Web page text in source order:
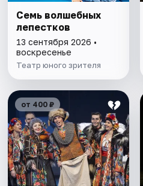
Семь волшебных
лепестков
13 сентября 2026 •
воскресенье
Театр юного зрителя
от 400 ₽